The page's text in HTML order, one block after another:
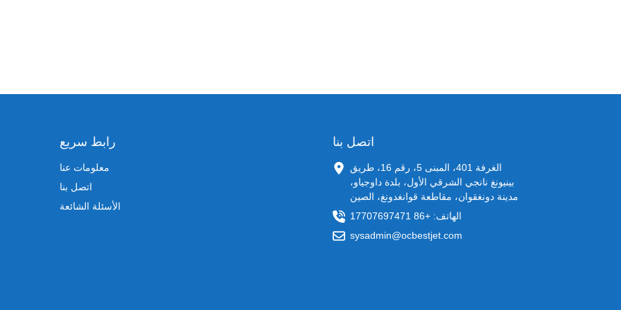
رابط سريع
معلومات عنا
اتصل بنا
الأسئلة الشائعة
اتصل بنا
الغرفة 401، المبنى 5، رقم 16، طريق
بينيونغ نانجي الشرقي الأول، بلدة داوجياو،
مدينة دونغقوان، مقاطعة قوانغدونغ، الصين
الهاتف: +86 17707697471
sysadmin@ocbestjet.com